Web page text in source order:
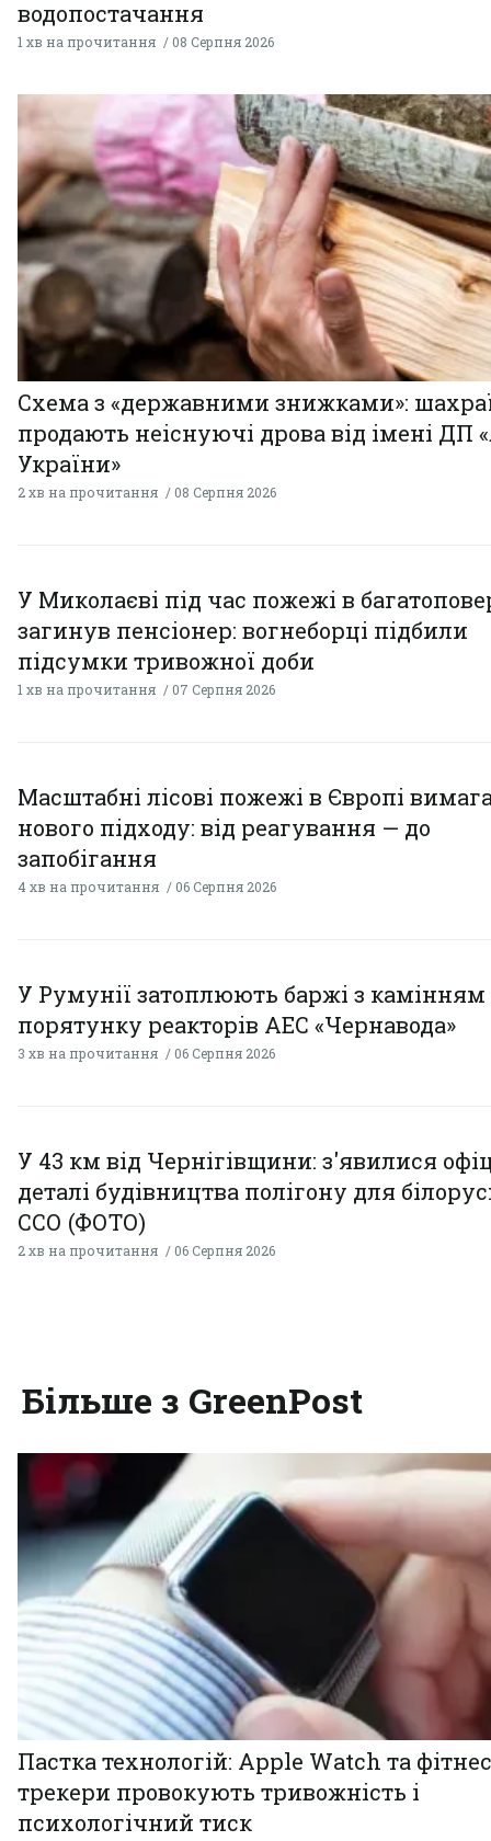
водопостачання
1 хв на прочитання 08 Серпня 2026
Схема з «державними знижками»:
продають неіснуючі дрова від імені ДП
України»
2 хв на прочитання 08 Серпня 2026
У Миколаєві під час пожежі в
загинув пенсіонер: вогнеборці підбили
підсумки тривожної доби
1 хв на прочитання 07 Серпня 2026
Масштабні лісові пожежі в Європі
нового підходу: від реагування — до
запобігання
4 хв на прочитання 06 Серпня 2026
У Румунії затоплюють баржі з
порятунку реакторів АЕС «Чернавода»
3 хв на прочитання 06 Серпня 2026
У 43 км від Чернігівщини: з'явилися
деталі будівництва полігону для
ССО (ФОТО)
2 хв на прочитання 06 Серпня 2026
Більше з GreenPost
Пастка технологій: Apple Watch та
трекери провокують тривожність і
психологічний тиск